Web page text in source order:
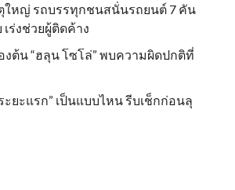
ใหญ่ รถบรรทุกชนสนั่นรถยนต์ 7 คัน
เร่งช่วยผู้ติดค้าง
งต้น “ฮลุน โซโล่” พบความผิดปกติที่
ะยะแรก” เป็นแบบไหน รีบเช็กก่อนลุ